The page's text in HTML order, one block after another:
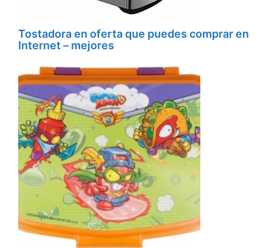
Tostadora en oferta que puedes comprar en
Internet – mejores